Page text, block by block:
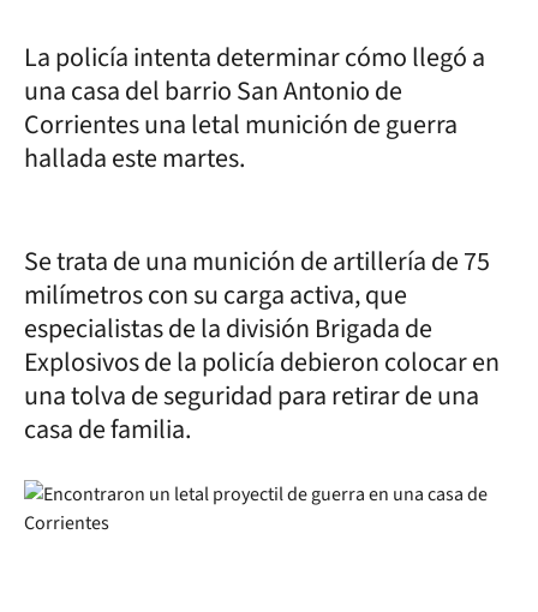
La policía intenta determinar cómo llegó a
una casa del barrio San Antonio de
Corrientes una letal munición de guerra
hallada este martes.
Se trata de una munición de artillería de 75
milímetros con su carga activa, que
especialistas de la división Brigada de
Explosivos de la policía debieron colocar en
una tolva de seguridad para retirar de una
casa de familia.